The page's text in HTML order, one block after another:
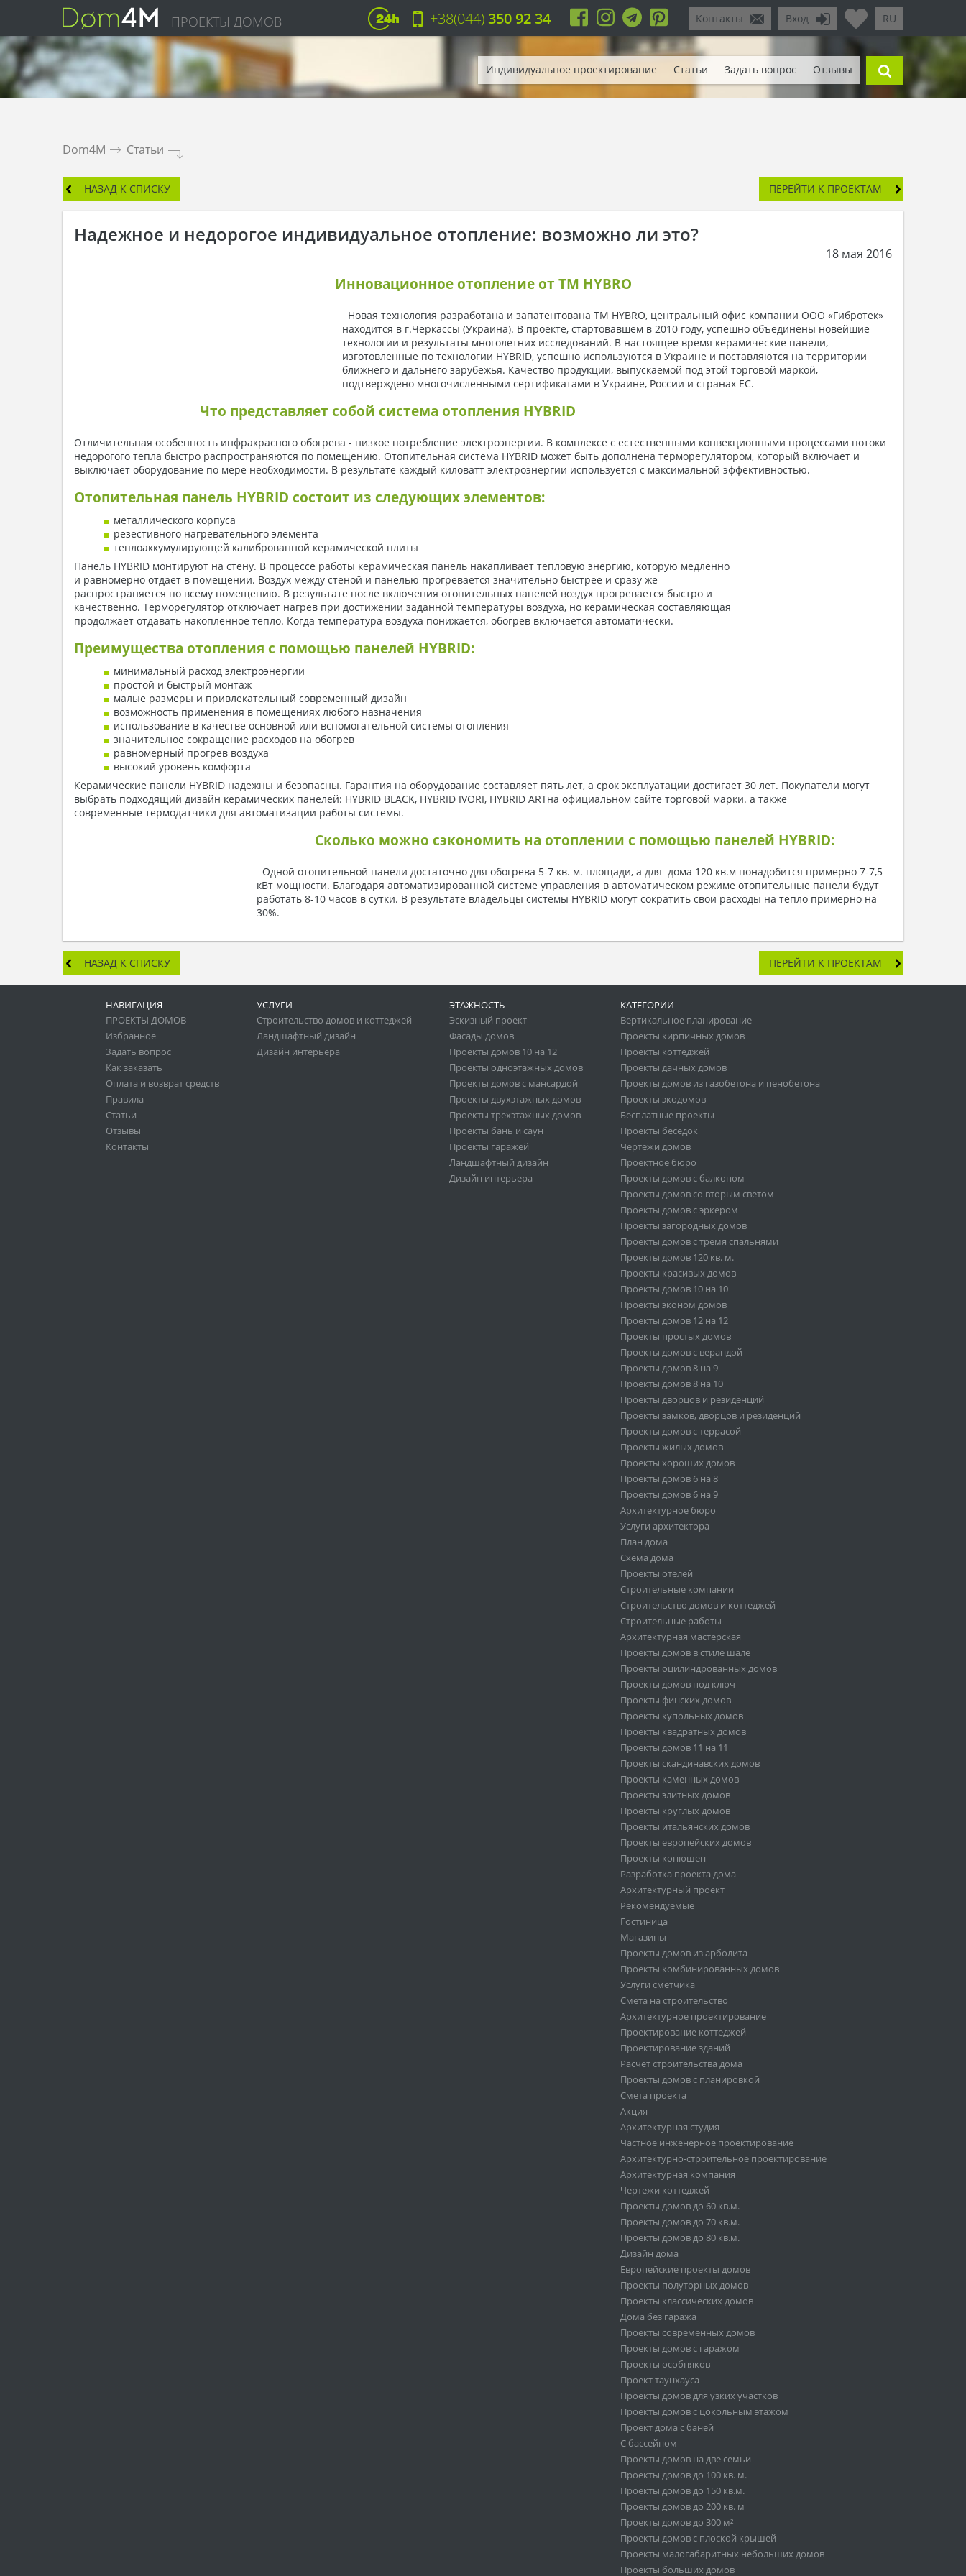
ПРОЕКТЫ ДОМОВ RU
Вход
Контакты
+38(044)350 92 34
Индивидуальное проектирование Статьи Задать вопрос Отзывы
Dom4M . Статьи .
НАЗАД К СПИСКУ ПЕРЕЙТИ К ПРОЕКТАМ
Надежное и недорогое индивидуальное отопление: возможно ли это?
18 мая 2016
Инновационное отопление от TM HYBRO
Новая технология разработана и запатентована TM HYBRO, центральный офис компании ООО «Гибротек»
находится в г.Черкассы (Украина). В проекте, стартовавшем в 2010 году, успешно объединены новейшие
технологии и результаты многолетних исследований. В настоящее время керамические панели,
изготовленные по технологии HYBRID, успешно используются в Украине и поставляются на территории
ближнего и дальнего зарубежья. Качество продукции, выпускаемой под этой торговой маркой,
подтверждено многочисленными сертификатами в Украине, России и странах ЕС.
Что представляет собой система отопления HYBRID
Отличительная особенность инфракрасного обогрева - низкое потребление электроэнергии. В комплексе с естественными конвекционными процессами потоки
недорогого тепла быстро распространяются по помещению. Отопительная система HYBRID может быть дополнена терморегулятором, который включает и
выключает оборудование по мере необходимости. В результате каждый киловатт электроэнергии используется с максимальной эффективностью.
Отопительная панель HYBRID состоит из следующих элементов:
металлического корпуса
резестивного нагревательного элемента
теплоаккумулирующей калиброванной керамической плиты
Панель HYBRID монтируют на стену. В процессе работы керамическая панель накапливает тепловую энергию, которую медленно
и равномерно отдает в помещении. Воздух между стеной и панелью прогревается значительно быстрее и сразу же
распространяется по всему помещению. В результате после включения отопительных панелей воздух прогревается быстро и
качественно. Терморегулятор отключает нагрев при достижении заданной температуры воздуха, но керамическая составляющая
продолжает отдавать накопленное тепло. Когда температура воздуха понижается, обогрев включается автоматически.
Преимущества отопления с помощью панелей HYBRID:
минимальный расход электроэнергии
простой и быстрый монтаж
малые размеры и привлекательный современный дизайн
возможность применения в помещениях любого назначения
использование в качестве основной или вспомогательной системы отопления
значительное сокращение расходов на обогрев
равномерный прогрев воздуха
высокий уровень комфорта
Керамические панели HYBRID надежны и безопасны. Гарантия на оборудование составляет пять лет, а срок эксплуатации достигает 30 лет. Покупатели могут
выбрать подходящий дизайн керамических панелей: HYBRID BLACK, HYBRID IVORI, HYBRID ARTна официальном сайте торговой марки. а также
современные термодатчики для автоматизации работы системы.
Сколько можно сэкономить на отоплении с помощью панелей HYBRID:
Одной отопительной панели достаточно для обогрева 5-7 кв. м. площади, а для дома 120 кв.м понадобится примерно 7-7,5
кВт мощности. Благодаря автоматизированной системе управления в автоматическом режиме отопительные панели будут
работать 8-10 часов в сутки. В результате владельцы системы HYBRID могут сократить свои расходы на тепло примерно на
30%.
НАЗАД К СПИСКУ ПЕРЕЙТИ К ПРОЕКТАМ
НАВИГАЦИЯ
ПРОЕКТЫ ДОМОВ
Избранное
Задать вопрос
Как заказать
Оплата и возврат средств
Правила
Статьи
Отзывы
Контакты
УСЛУГИ
Строительство домов и коттеджей
Ландшафтный дизайн
Дизайн интерьера
ЭТАЖНОСТЬ
Эскизный проект
Фасады домов
Проекты домов 10 на 12
Проекты одноэтажных домов
Проекты домов с мансардой
Проекты двухэтажных домов
Проекты трехэтажных домов
Проекты бань и саун
Проекты гаражей
Ландшафтный дизайн
Дизайн интерьера
КАТЕГОРИИ
Вертикальное планирование
Проекты кирпичных домов
Проекты коттеджей
Проекты дачных домов
Проекты домов из газобетона и пенобетона
Проекты экодомов
Бесплатные проекты
Проекты беседок
Чертежи домов
Проектное бюро
Проекты домов с балконом
Проекты домов со вторым светом
Проекты домов с эркером
Проекты загородных домов
Проекты домов с тремя спальнями
Проекты домов 120 кв. м.
Проекты красивых домов
Проекты домов 10 на 10
Проекты эконом домов
Проекты домов 12 на 12
Проекты простых домов
Проекты домов с верандой
Проекты домов 8 на 9
Проекты домов 8 на 10
Проекты дворцов и резиденций
Проекты замков, дворцов и резиденций
Проекты домов с террасой
Проекты жилых домов
Проекты хороших домов
Проекты домов 6 на 8
Проекты домов 6 на 9
Архитектурное бюро
Услуги архитектора
План дома
Схема дома
Проекты отелей
Строительные компании
Строительство домов и коттеджей
Строительные работы
Архитектурная мастерская
Проекты домов в стиле шале
Проекты оцилиндрованных домов
Проекты домов под ключ
Проекты финских домов
Проекты купольных домов
Проекты квадратных домов
Проекты домов 11 на 11
Проекты скандинавских домов
Проекты каменных домов
Проекты элитных домов
Проекты круглых домов
Проекты итальянских домов
Проекты европейских домов
Проекты конюшен
Разработка проекта дома
Архитектурный проект
Рекомендуемые
Гостиница
Магазины
Проекты домов из арболита
Проекты комбинированных домов
Услуги сметчика
Смета на строительство
Архитектурное проектирование
Проектирование коттеджей
Проектирование зданий
Расчет строительства дома
Проекты домов с планировкой
Смета проекта
Акция
Архитектурная студия
Частное инженерное проектирование
Архитектурно-строительное проектирование
Архитектурная компания
Чертежи коттеджей
Проекты домов до 60 кв.м.
Проекты домов до 70 кв.м.
Проекты домов до 80 кв.м.
Дизайн дома
Европейские проекты домов
Проекты полуторных домов
Проекты классических домов
Дома без гаража
Проекты современных домов
Проекты домов с гаражом
Проекты особняков
Проект таунхауса
Проекты домов для узких участков
Проекты домов с цокольным этажом
Проект дома с баней
С бассейном
Проекты домов на две семьи
Проекты домов до 100 кв. м.
Проекты домов до 150 кв.м.
Проекты домов до 200 кв. м
Проекты домов до 300 м²
Проекты домов с плоской крышей
Проекты малогабаритных небольших домов
Проекты больших домов